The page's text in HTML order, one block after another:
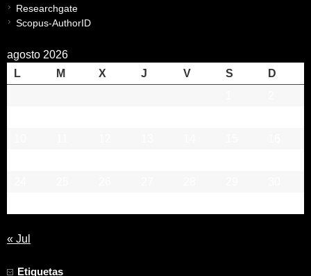
Researchgate
Scopus-AuthorID
agosto 2026
L
M X J V S
D
« Jul
Etiquetas